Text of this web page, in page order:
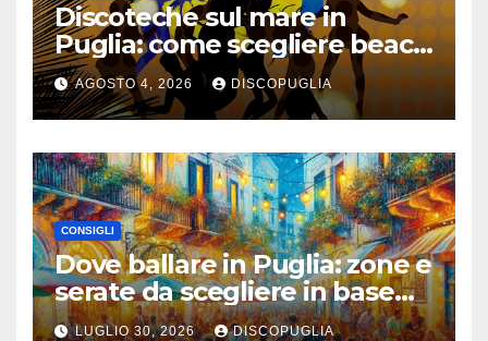
Discoteche sul mare in
Puglia: come scegliere beach
club e locali panoramici
AGOSTO 4, 2026 DISCOPUGLIA
CONSIGLI
Dove ballare in Puglia: zone e
serate da scegliere in base
alla vacanza
LUGLIO 30, 2026 DISCOPUGLIA